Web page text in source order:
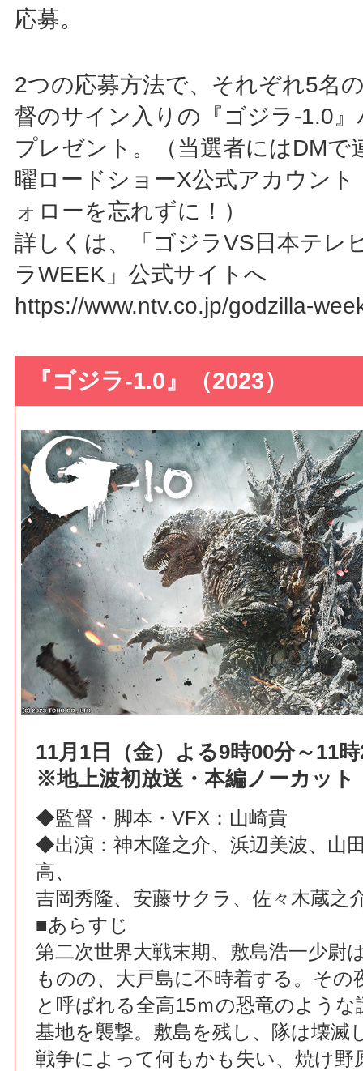
応募。
2つの応募方法で、それぞれ5名
督のサイン入りの『ゴジラ-1.0
プレゼント。（当選者にはDMで
曜ロードショーX公式アカウン
ォローを忘れずに！）
詳しくは、「ゴジラVS日本テ
ラWEEK」公式サイトへ
https://www.ntv.co.jp/godzilla-
『ゴジラ-1.0』（2023）
11月1日（金）よる9時00分～11
※地上波初放送・本編ノーカット
◆監督・脚本・VFX：山崎貴
◆出演：神木隆之介、浜辺美波、山
高、
吉岡秀隆、安藤サクラ、佐々木蔵之
■あらすじ
第二次世界大戦末期、敷島浩一少尉
ものの、大戸島に不時着する。その
と呼ばれる全高15ｍの恐竜のような
基地を襲撃。敷島を残し、隊は壊滅
戦争によって何もかも失い、焼け野